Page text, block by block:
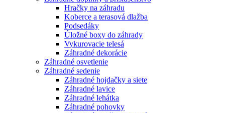
Hračky na záhradu
Koberce a terasová dlažba
Podsedáky
Úložné boxy do záhrady
Vykurovacie telesá
Záhradné dekorácie
Záhradné osvetlenie
Záhradné sedenie
Záhradné hojdačky a siete
Záhradné lavice
Záhradné lehátka
Záhradné pohovky